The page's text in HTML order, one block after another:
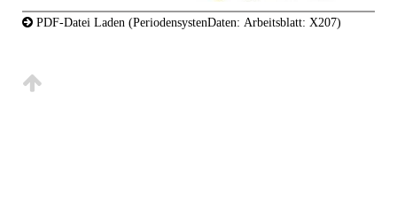
PDF-Datei Laden (PeriodensystenDaten: Arbeitsblatt: X207)